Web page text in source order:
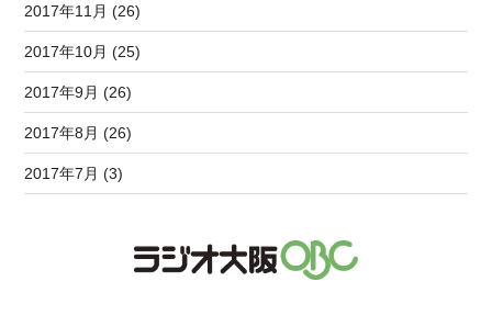
2017年11月 (26)
2017年10月 (25)
2017年9月 (26)
2017年8月 (26)
2017年7月 (3)